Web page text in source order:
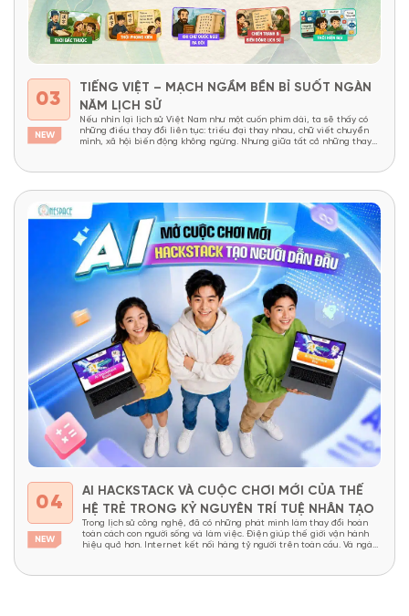
03
TIẾNG VIỆT – MẠCH NGẦM BỀN BỈ SUỐT NGÀN
NĂM LỊCH SỬ
Nếu nhìn lại lịch sử Việt Nam như một cuốn phim dài, ta sẽ thấy có
những điều thay đổi liên tục: triều đại thay nhau, chữ viết chuyển
mình, xã hội biến động không ngừng. Nhưng giữa tất cả những thay
04
AI HACKSTACK VÀ CUỘC CHƠI MỚI CỦA THẾ
HỆ TRẺ TRONG KỶ NGUYÊN TRÍ TUỆ NHÂN TẠO
Trong lịch sử công nghệ, đã có những phát minh làm thay đổi hoàn
toàn cách con người sống và làm việc. Điện giúp thế giới vận hành
hiệu quả hơn. Internet kết nối hàng tỷ người trên toàn cầu. Và ngày